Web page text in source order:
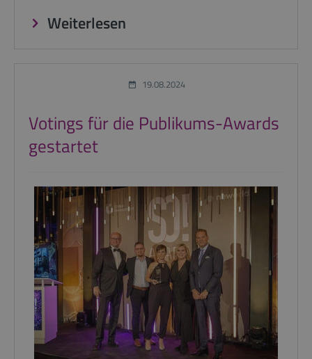
Weiterlesen
19.08.2024
Votings für die Publikums-Awards
gestartet